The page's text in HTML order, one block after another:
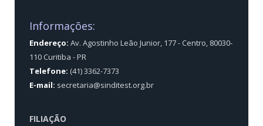
Informações:
Endereço: Av. Agostinho Leão Junior, 177 - Centro, 80030-
110 Curitiba - PR
Telefone: (41) 3362-7373
E-mail: secretaria@sinditest.org.br
FILIAÇÃO